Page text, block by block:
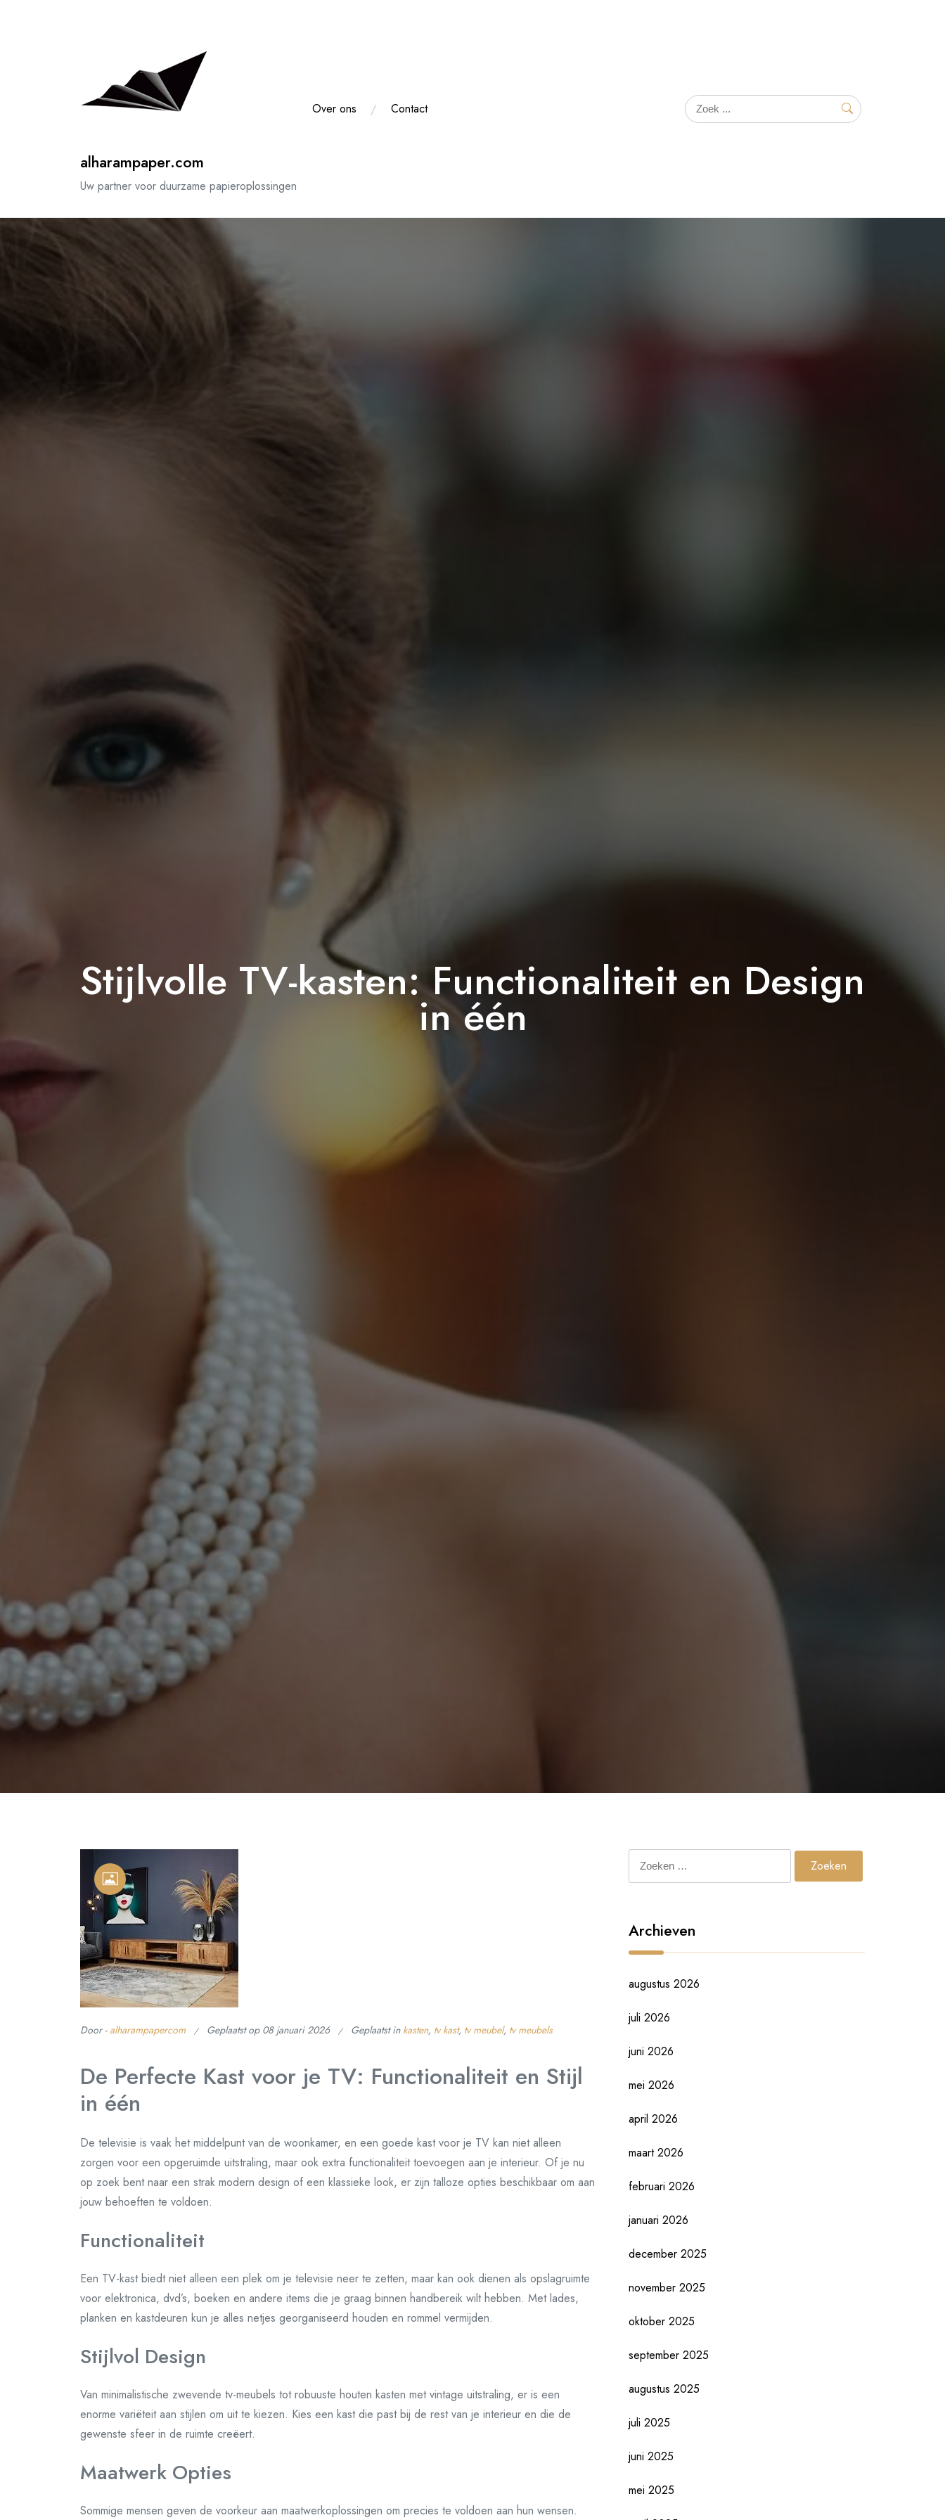
alharampaper.com
Uw partner voor duurzame papieroplossingen
Over ons Contact
Stijlvolle TV-kasten: Functionaliteit en Design
in één
Door - alharampapercom Geplaatst op 08 januari 2026 Geplaatst in kasten, tv kast, tv meubel, tv meubels
De Perfecte Kast voor je TV: Functionaliteit en Stijl
in één
De televisie is vaak het middelpunt van de woonkamer, en een goede kast voor je TV kan niet alleen
zorgen voor een opgeruimde uitstraling, maar ook extra functionaliteit toevoegen aan je interieur. Of je nu
op zoek bent naar een strak modern design of een klassieke look, er zijn talloze opties beschikbaar om aan
jouw behoeften te voldoen.
Functionaliteit
Een TV-kast biedt niet alleen een plek om je televisie neer te zetten, maar kan ook dienen als opslagruimte
voor elektronica, dvd’s, boeken en andere items die je graag binnen handbereik wilt hebben. Met lades,
planken en kastdeuren kun je alles netjes georganiseerd houden en rommel vermijden.
Stijlvol Design
Van minimalistische zwevende tv-meubels tot robuuste houten kasten met vintage uitstraling, er is een
enorme variëteit aan stijlen om uit te kiezen. Kies een kast die past bij de rest van je interieur en die de
gewenste sfeer in de ruimte creëert.
Maatwerk Opties
Sommige mensen geven de voorkeur aan maatwerkoplossingen om precies te voldoen aan hun wensen.
Zoeken
naar:
Archieven
augustus 2026
juli 2026
juni 2026
mei 2026
april 2026
maart 2026
februari 2026
januari 2026
december 2025
november 2025
oktober 2025
september 2025
augustus 2025
juli 2025
juni 2025
mei 2025